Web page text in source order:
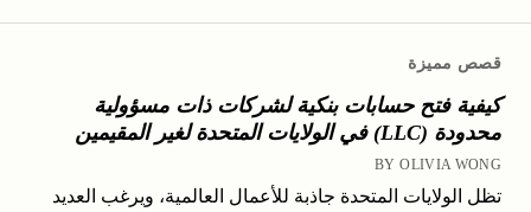
قصص مميزة
كيفية فتح حسابات بنكية لشركات ذات مسؤولية
محدودة (LLC) في الولايات المتحدة لغير المقيمين
BY OLIVIA WONG
تظل الولايات المتحدة جاذبة للأعمال العالمية، ويرغب العديد